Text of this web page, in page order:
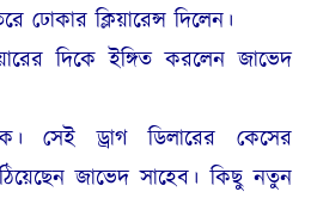
ঢোকার ক্লিয়ারেন্স দিলেন।
দিকে ইঙ্গিত করলেন জাভেদ
সেই ড্রাগ ডিলারের কেসের
জাভেদ সাহেব। কিছু নতুন